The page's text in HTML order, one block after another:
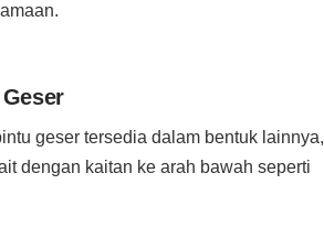
geser tersedia dalam bentuk lainnya,
dengan kaitan ke arah bawah seperti